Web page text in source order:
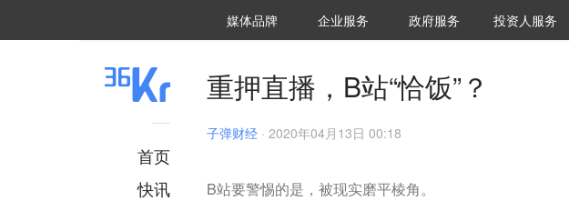
媒体品牌 36Kr研究院
企业服务 城市之窗
政府服务 VClub投资机构库
投资机构职位推介
投资人服务
首页
快讯
重押直播，B站“恰饭”？
子弹财经 · 2020年04月13日 00:18
B站要警惕的是，被现实磨平棱角。